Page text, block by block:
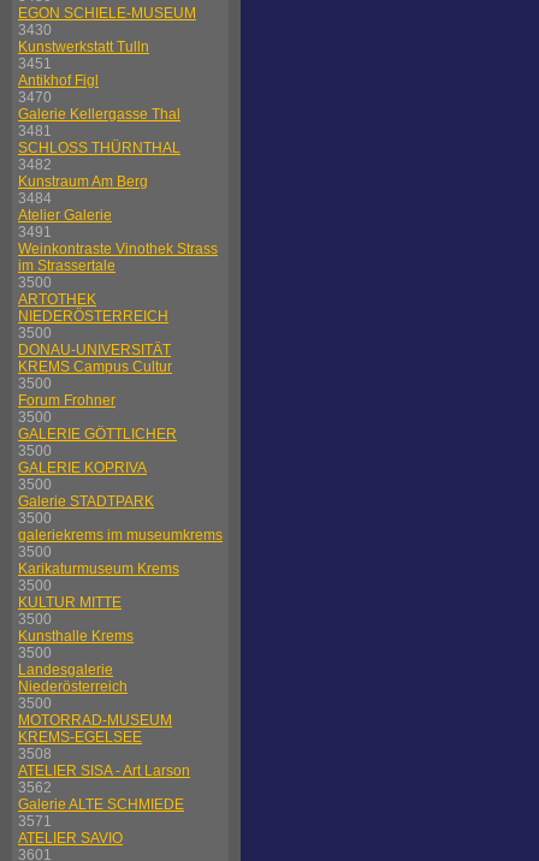
EGON SCHIELE-MUSEUM
3430
Kunstwerkstatt Tulln
3451
Antikhof Figl
3470
Galerie Kellergasse Thal
3481
SCHLOSS THÜRNTHAL
3482
Kunstraum Am Berg
3484
Atelier Galerie
3491
Weinkontraste Vinothek Strass
im Strassertale
3500
ARTOTHEK
NIEDERÖSTERREICH
3500
DONAU-UNIVERSITÄT
KREMS Campus Cultur
3500
Forum Frohner
3500
GALERIE GÖTTLICHER
3500
GALERIE KOPRIVA
3500
Galerie STADTPARK
3500
galeriekrems im museumkrems
3500
Karikaturmuseum Krems
3500
KULTUR MITTE
3500
Kunsthalle Krems
3500
Landesgalerie
Niederösterreich
3500
MOTORRAD-MUSEUM
KREMS-EGELSEE
3508
ATELIER SISA - Art Larson
3562
Galerie ALTE SCHMIEDE
3571
ATELIER SAVIO
3601